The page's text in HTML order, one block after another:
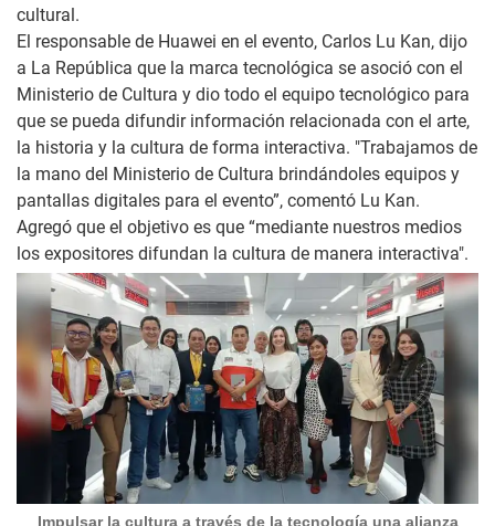
cultural.
El responsable de Huawei en el evento, Carlos Lu Kan, dijo
a La República que la marca tecnológica se asoció con el
Ministerio de Cultura y dio todo el equipo tecnológico para
que se pueda difundir información relacionada con el arte,
la historia y la cultura de forma interactiva. "Trabajamos de
la mano del Ministerio de Cultura brindándoles equipos y
pantallas digitales para el evento”, comentó Lu Kan.
Agregó que el objetivo es que “mediante nuestros medios
los expositores difundan la cultura de manera interactiva".
Impulsar la cultura a través de la tecnología una alianza